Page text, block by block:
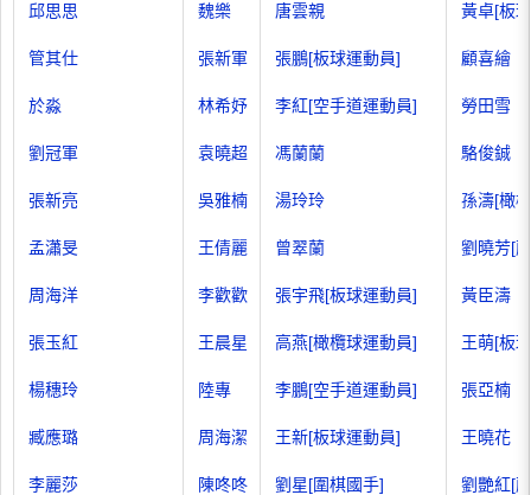
邱思思
管其仕
於淼
劉冠軍
張新亮
孟瀟旻
周海洋
張玉紅
楊穗玲
臧應璐
李麗莎
魏樂
張新軍
林希妤
袁曉超
吳雅楠
王倩麗
李歡歡
王晨星
陸專
周海潔
陳咚咚
唐雲親
張鵬[板球運動員]
李紅[空手道運動員]
馮蘭蘭
湯玲玲
曾翠蘭
張宇飛[板球運動員]
高燕[橄欖球運動員]
李鵬[空手道運動員]
王新[板球運動員]
劉星[圍棋國手]
黃卓[板
顧喜繪
勞田雪
駱俊鋮
孫濤[橄
劉曉芳[
黃臣濤
王萌[板
張亞楠
王曉花
劉艷紅[